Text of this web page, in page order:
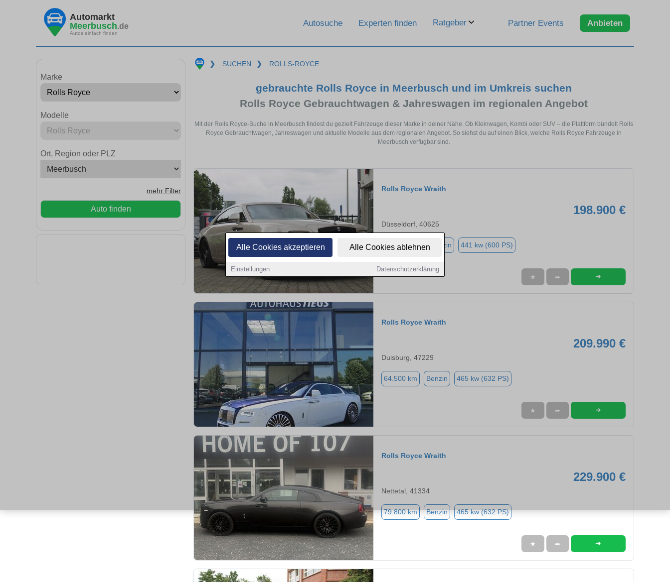
Alle Cookies akzeptieren Alle Cookies ablehnen
Einstellungen Datenschutzerklärung
Automarkt
Meerbusch.de
Autos einfach finden
Autosuche Experten finden Ratgeber Partner Events Anbieten
Marke
Modelle
Ort, Region oder PLZ
mehr Filter
Auto finden
❯ SUCHEN ❯ ROLLS-ROYCE
gebrauchte Rolls Royce in Meerbusch und im Umkreis suchen
Rolls Royce Gebrauchtwagen & Jahreswagen im regionalen Angebot
Mit der Rolls Royce-Suche in Meerbusch findest du gezielt Fahrzeuge dieser Marke in deiner Nähe. Ob Kleinwagen, Kombi oder SUV – die Plattform bündelt Rolls
Royce Gebrauchtwagen, Jahreswagen und aktuelle Modelle aus dem regionalen Angebot. So siehst du auf einen Blick, welche Rolls Royce Fahrzeuge in
Meerbusch verfügbar sind.
Rolls Royce Wraith
198.900 €
Düsseldorf, 40625
108.795 km Benzin 441 kw (600 PS)
★ ➦ ➜
Rolls Royce Wraith
209.990 €
Duisburg, 47229
64.500 km Benzin 465 kw (632 PS)
★ ➦ ➜
Rolls Royce Wraith
229.900 €
Nettetal, 41334
79.800 km Benzin 465 kw (632 PS)
★ ➦ ➜